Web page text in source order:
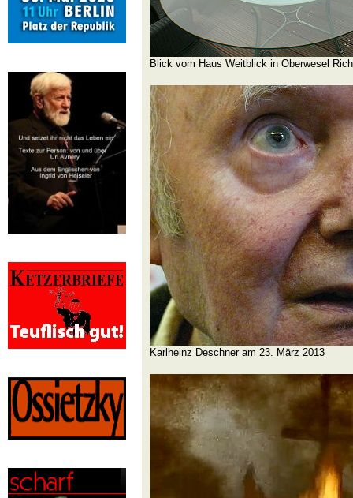
Blick vom Haus Weitblick in Oberwesel
Karlheinz Deschner am 23. März 2013